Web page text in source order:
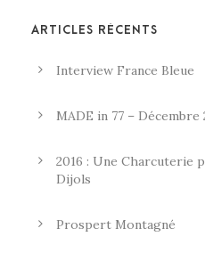
ARTICLES RÉCENTS
Interview France Bleue
MADE in 77 – Décembre
2016 : Une Charcuterie
Dijols
Prospert Montagné